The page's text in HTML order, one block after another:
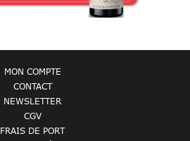
MON COMPTE
CONTACT
NEWSLETTER
CGV
FRAIS DE PORT